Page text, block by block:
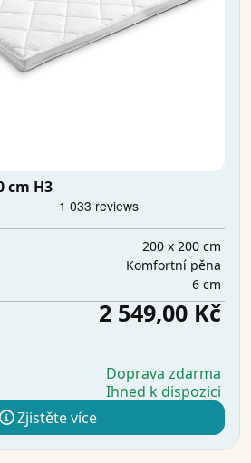
cm H3
200 x 200 cm
Komfortní pěna
6 cm
2 549,00 Kč
Doprava zdarma
Ihned k dispozici
Zjistěte více